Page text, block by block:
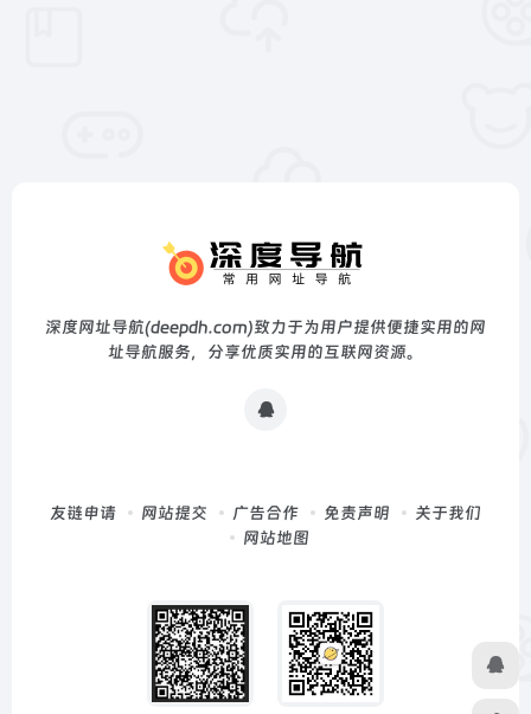
深度网址导航(deepdh.com)致力于为用户提供便捷实用的网
址导航服务，分享优质实用的互联网资源。
友链申请 网站提交 广告合作 免责声明
关于我们
网站地图